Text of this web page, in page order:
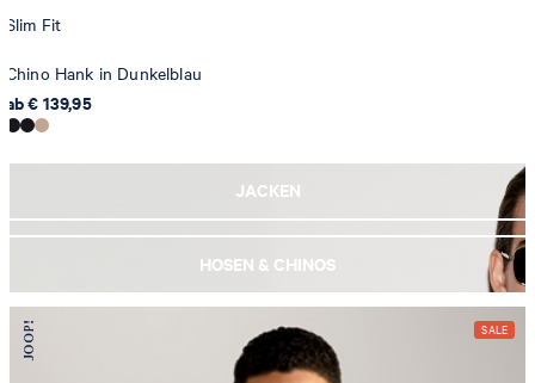
Slim Fit
Chino Hank in Dunkelblau
ab € 139,95
JACKEN
HOSEN & CHINOS